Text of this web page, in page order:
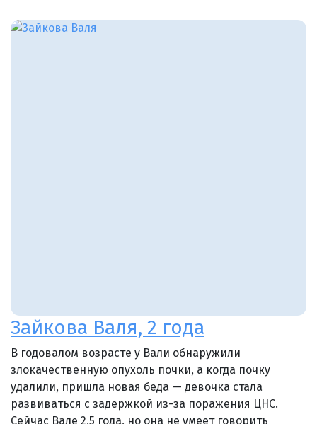
Зайкова Валя, 2 года
В годовалом возрасте у Вали обнаружили
злокачественную опухоль почки, а когда почку
удалили, пришла новая беда — девочка стала
развиваться с задержкой из-за поражения ЦНС.
Сейчас Вале 2,5 года, но она не умеет говорить